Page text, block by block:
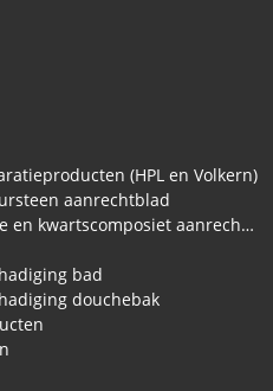
(HPL en Volkern)
aanrechtblad
Reparatie van Dekton, Silestone en kwartscomposiet aanrechtbladen
bad
douchebak